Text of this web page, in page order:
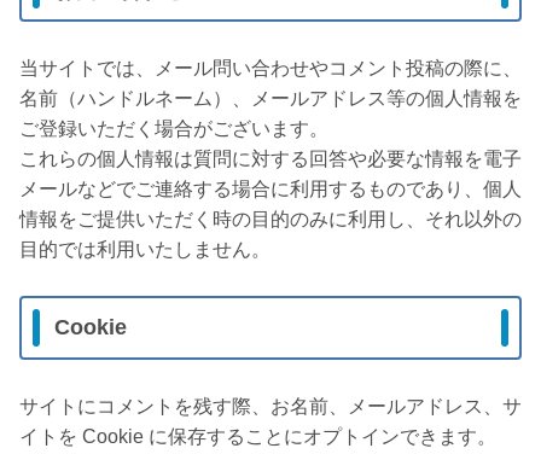
当サイトでは、メール問い合わせやコメント投稿の際に、
名前（ハンドルネーム）、メールアドレス等の個人情報を
ご登録いただく場合がございます。
これらの個人情報は質問に対する回答や必要な情報を電子
メールなどでご連絡する場合に利用するものであり、個人
情報をご提供いただく時の目的のみに利用し、それ以外の
目的では利用いたしません。
Cookie
サイトにコメントを残す際、お名前、メールアドレス、サ
イトを Cookie に保存することにオプトインできます。